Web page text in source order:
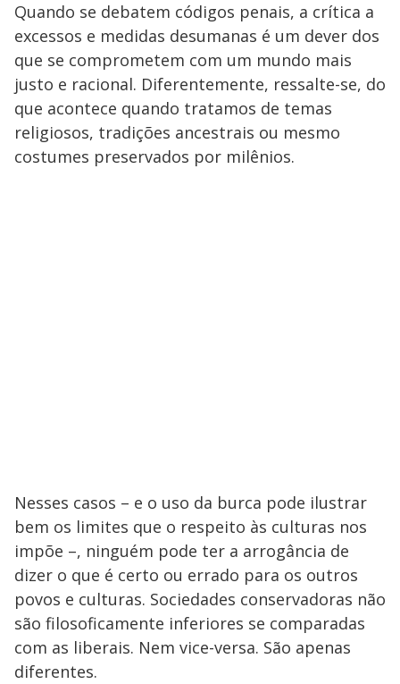
Quando se debatem códigos penais, a crítica a
excessos e medidas desumanas é um dever dos
que se comprometem com um mundo mais
justo e racional. Diferentemente, ressalte-se, do
que acontece quando tratamos de temas
religiosos, tradições ancestrais ou mesmo
costumes preservados por milênios.
Nesses casos – e o uso da burca pode ilustrar
bem os limites que o respeito às culturas nos
impõe –, ninguém pode ter a arrogância de
dizer o que é certo ou errado para os outros
povos e culturas. Sociedades conservadoras não
são filosoficamente inferiores se comparadas
com as liberais. Nem vice-versa. São apenas
diferentes.